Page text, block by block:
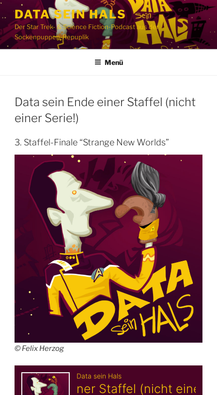
Zum
Inhalt
springen
DATA SEIN HALS
Der Star Trek- & Science Fiction-Podcast aus der
Sockenpuppen-Repuplik
Menü
Data sein Ende einer Staffel (nicht
einer Serie!)
3. Staffel-Finale “Strange New Worlds”
© Felix Herzog